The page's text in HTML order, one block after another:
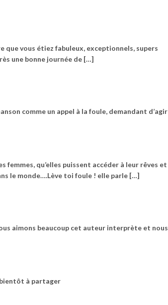
que vous étiez fabuleux, exceptionnels, supers
une bonne journée de […]
comme un appel à la foule, demandant d’agir
femmes, qu’elles puissent accéder à leur rêves et
le monde….Lève toi foule ! elle parle […]
aimons beaucoup cet auteur interprète et nous
à partager